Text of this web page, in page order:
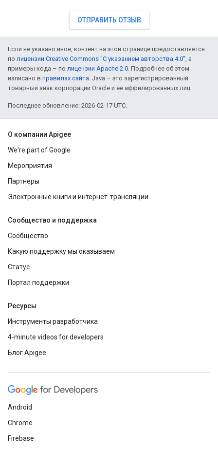
ОТПРАВИТЬ ОТЗЫВ
Если не указано иное, контент на этой странице предоставляется
по лицензии Creative Commons "С указанием авторства 4.0", а
примеры кода – по лицензии Apache 2.0. Подробнее об этом
написано в правилах сайта. Java – это зарегистрированный
товарный знак корпорации Oracle и ее аффилированных лиц.
Последнее обновление: 2026-02-17 UTC.
О компании Apigee
We're part of Google
Мероприятия
Партнеры
Электронные книги и интернет-трансляции
Сообщество и поддержка
Сообщество
Какую поддержку мы оказываем
Статус
Портал поддержки
Ресурсы
Инструменты разработчика
4-minute videos for developers
Блог Apigee
Android
Chrome
Firebase